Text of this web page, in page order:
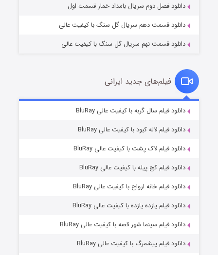
قسمت۶ (زیرنویس) منتشر شد
دانلود فصل دوم سریال بامداد خمار قسمت اول
دانلود قسمت دهم سریال گل سنگ با کیفیت عالی
دانلود قسمت نهم سریال گل سنگ با کیفیت عالی
فیلم‌های جدید ایرانی
دانلود فیلم سال گربه با کیفیت عالی BluRay
دانلود فیلم لاله کبود با کیفیت عالی BluRay
دانلود فیلم لاک پشت با کیفیت عالی BluRay
دانلود فیلم کج‌ پیله با کیفیت عالی BluRay
دانلود فیلم خانه ارواح با کیفیت عالی BluRay
دانلود فیلم یازده یازده با کیفیت عالی BluRay
دانلود فیلم سینما شهر قصه با کیفیت عالی BluRay
دانلود فیلم پیشمرگ با کیفیت عالی BluRay